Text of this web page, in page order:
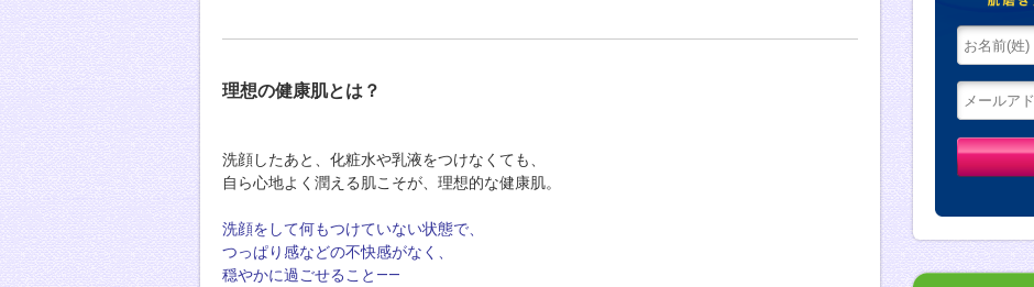
理想の健康肌とは？
洗顔したあと、化粧水や乳液をつけなくても、
自ら心地よく潤える肌こそが、理想的な健康肌。
洗顔をして何もつけていない状態で、
つっぱり感などの不快感がなく、
穏やかに過ごせること——